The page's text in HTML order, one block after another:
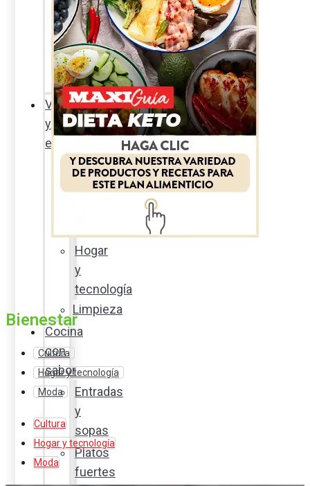
Sexualidad
responsable
En
la
percha
Vida
y
estilo
Productos
nuevos
Hogar
y
tecnología
Limpieza
Cocina
con
sabor
Entradas
y
sopas
Platos
fuertes
Bienestar
Cultura
Hogar y tecnología
Moda
Cultura
Hogar y tecnología
Moda